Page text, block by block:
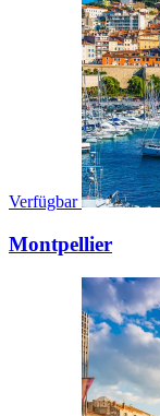
Verfügbar
Montpellier